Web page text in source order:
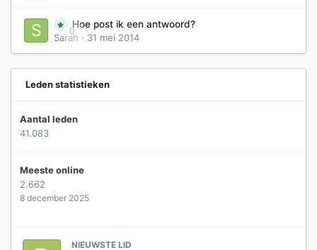
0
Hoe post ik een antwoord?
Sarah · 31 mei 2014
Leden statistieken
Aantal leden
41.083
Meeste online
2.662
8 december 2025
NIEUWSTE LID